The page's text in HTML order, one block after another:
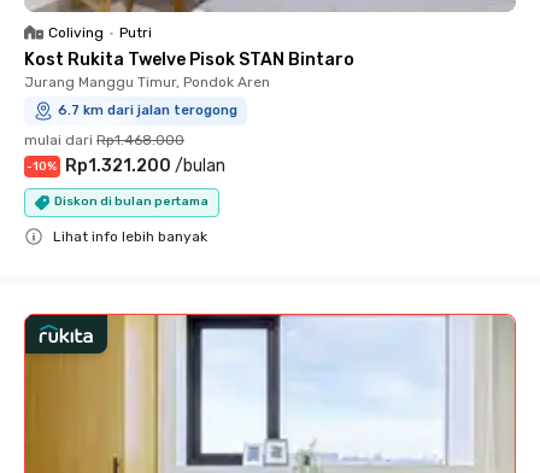
Coliving • Putri
Kost Rukita Twelve Pisok STAN Bintaro
Jurang Manggu Timur, Pondok Aren
6.7 km dari jalan terogong
mulai dari Rp1.468.000
-10% Rp1.321.200 /bulan
Diskon di bulan pertama
Lihat info lebih banyak